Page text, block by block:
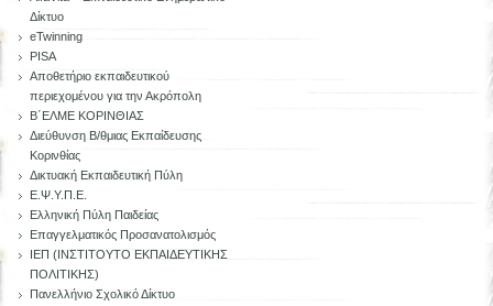
Δίκτυο
eTwinning
PISA
Αποθετήριο εκπαιδευτικού
περιεχομένου για την Ακρόπολη
Β΄ΕΛΜΕ ΚΟΡΙΝΘΙΑΣ
Διεύθυνση Β/θμιας Εκπαίδευσης
Κορινθίας
Δικτυακή Εκπαιδευτική Πύλη
Ε.Ψ.Υ.Π.Ε.
Ελληνική Πύλη Παιδείας
Επαγγελματικός Προσανατολισμός
ΙΕΠ (ΙΝΣΤΙΤΟΥΤΟ ΕΚΠΑΙΔΕΥΤΙΚΗΣ
ΠΟΛΙΤΙΚΗΣ)
Πανελλήνιο Σχολικό Δίκτυο